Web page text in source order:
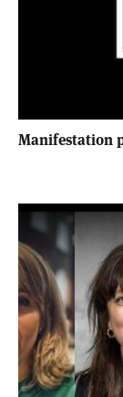
Manifestation